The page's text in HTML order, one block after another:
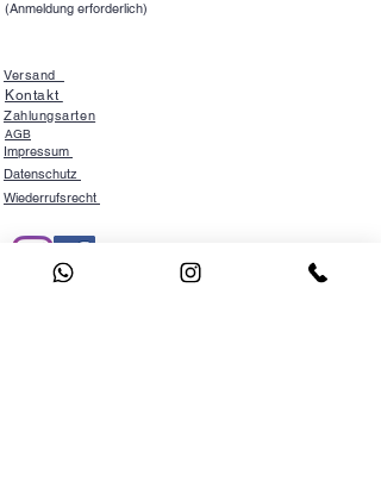
(Anmeldung erforderlich)
Versand
Kontakt
Zahlungsarten
AGB
Impressum
Datenschutz
Wiederrufsrecht